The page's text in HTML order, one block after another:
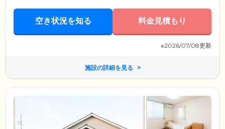
空き状況を知る 料金見積もり
※2026/07/08更新
施設の詳細を見る